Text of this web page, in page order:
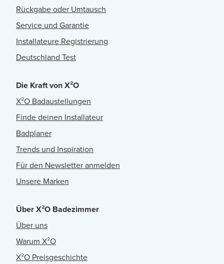
Rückgabe oder Umtausch
Service und Garantie
Installateure Registrierung
Deutschland Test
Die Kraft von X²O
X²O Badaustellungen
Finde deinen Installateur
Badplaner
Trends und Inspiration
Für den Newsletter anmelden
Unsere Marken
Über X²O Badezimmer
Über uns
Warum X²O
X²O Preisgeschichte